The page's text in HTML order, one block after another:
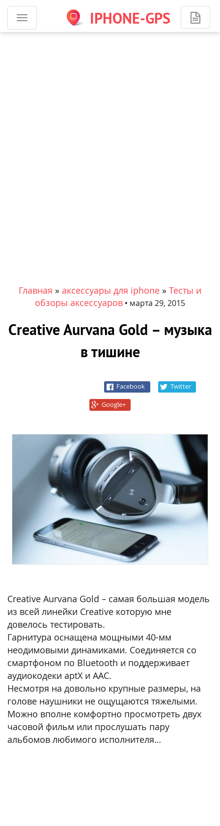
Программы
для
IPHONE-GPS
Главная » аксессуары для iphone » Тесты и
обзоры аксессуаров • марта 29, 2015
Creative Aurvana Gold – музыка
в тишине
Facebook Twitter
Google+
Creative Aurvana Gold – самая большая модель
из всей линейки Creative которую мне
довелось тестировать.
Гарнитура оснащена мощными 40-мм
неодимовыми динамиками. Соединяется со
смартфоном по Bluetooth и поддерживает
аудиокодеки aptX и AAC.
Несмотря на довольно крупные размеры, на
голове наушники не ощущаются тяжелыми.
Можно вполне комфортно просмотреть двух
часовой фильм или прослушать пару
альбомов любимого исполнителя…